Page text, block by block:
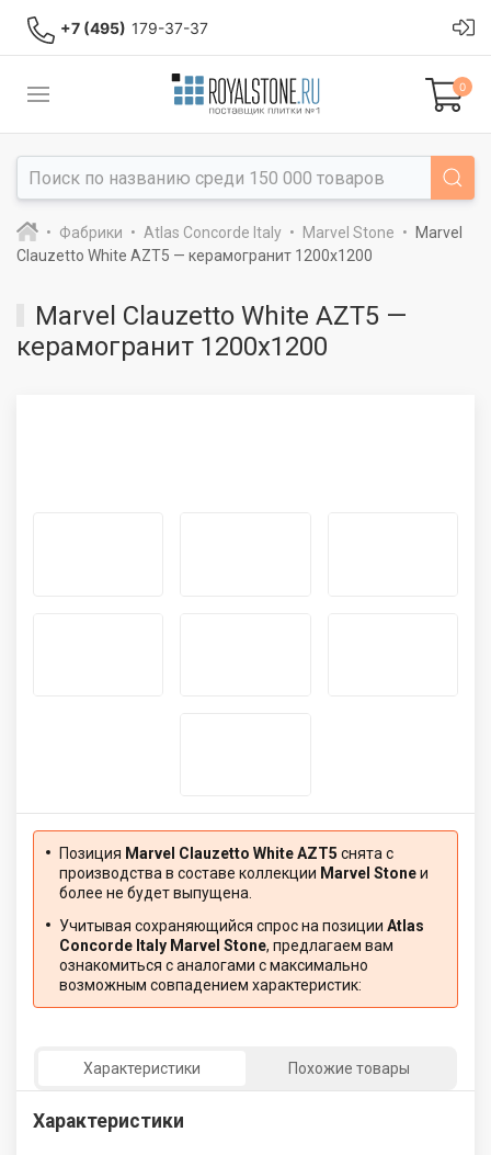
+7 (495) 179-37-37
0
Фабрики Atlas Concorde Italy Marvel Stone
Marvel
Clauzetto White AZT5 — керамогранит 1200x1200
Marvel Clauzetto White AZT5 —
керамогранит 1200x1200
Позиция Marvel Clauzetto White AZT5 снята с
производства в составе коллекции Marvel Stoneи
более не будет выпущена.
Учитывая сохраняющийся спрос на позиции Atlas
Concorde Italy Marvel Stone, предлагаем вам
ознакомиться с аналогами с максимально
возможным совпадением характеристик:
Характеристики Похожие товары
Характеристики